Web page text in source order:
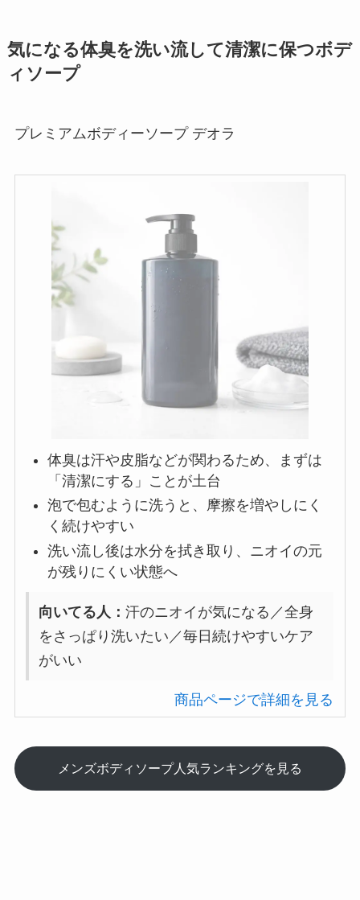
気になる体臭を洗い流して清潔に保つボデ
ィソープ
プレミアムボディーソープ デオラ
体臭は汗や皮脂などが関わるため、まずは
「清潔にする」ことが土台
泡で包むように洗うと、摩擦を増やしにく
く続けやすい
洗い流し後は水分を拭き取り、ニオイの元
が残りにくい状態へ
向いてる人：汗のニオイが気になる／全身
をさっぱり洗いたい／毎日続けやすいケア
がいい
商品ページで詳細を見る
メンズボディソープ人気ランキングを見る